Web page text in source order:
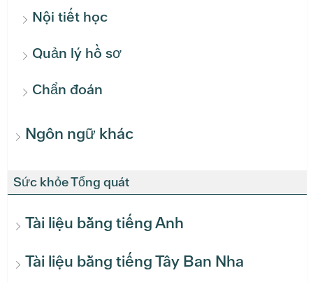
Nội tiết học
Quản lý hồ sơ
Chẩn đoán
Ngôn ngữ khác
Sức khỏe Tổng quát
Tài liệu bằng tiếng Anh
Tài liệu bằng tiếng Tây Ban Nha